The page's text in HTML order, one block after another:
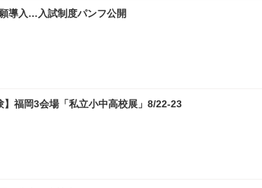
導入…入試制度パンフ公開
】福岡3会場「私立小中高校展」8/22-23